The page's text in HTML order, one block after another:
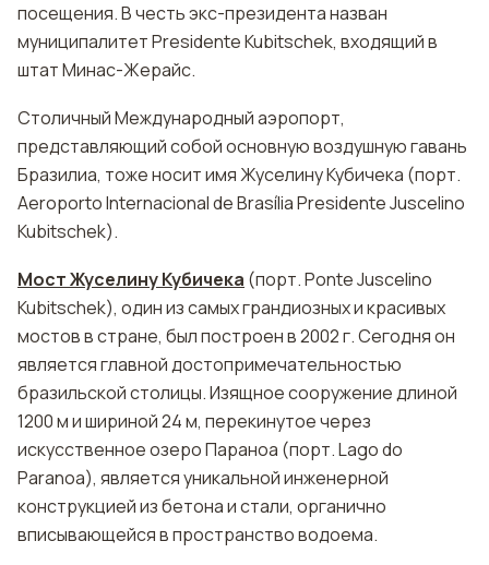
посещения. В честь экс-президента назван
муниципалитет Presidente Kubitschek, входящий в
штат Минас-Жерайс.
Столичный Международный аэропорт,
представляющий собой основную воздушную гавань
Бразилиа, тоже носит имя Жуселину Кубичека (порт.
Aeroporto Internacional de Brasília Presidente Juscelino
Kubitschek).
Мост Жуселину Кубичека (порт. Ponte Juscelino
Kubitschek), один из самых грандиозных и красивых
мостов в стране, был построен в 2002 г. Сегодня он
является главной достопримечательностью
бразильской столицы. Изящное сооружение длиной
1200 м и шириной 24 м, перекинутое через
искусственное озеро Параноа (порт. Lago do
Paranoa), является уникальной инженерной
конструкцией из бетона и стали, органично
вписывающейся в пространство водоема.